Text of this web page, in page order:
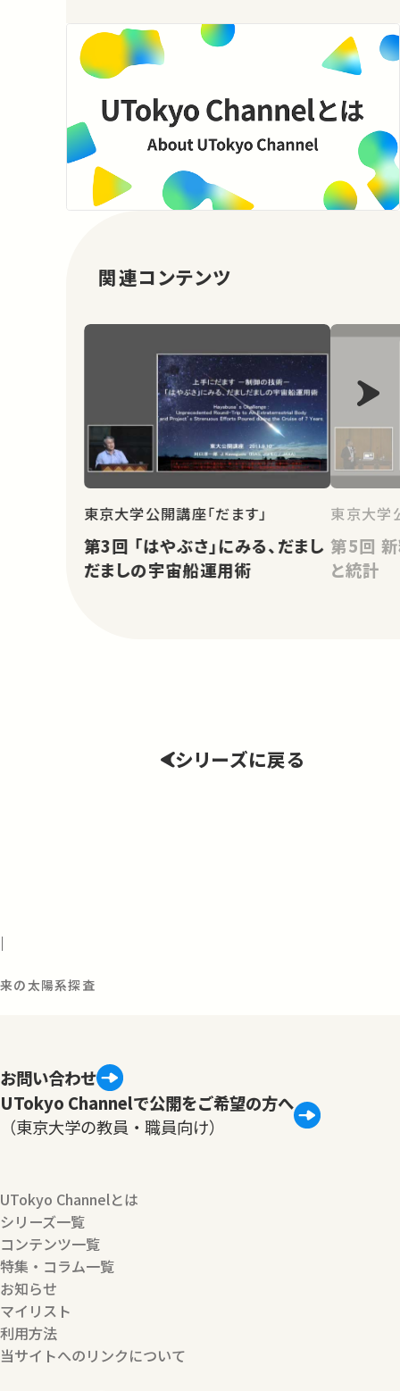
関連コンテンツ
東京大学公開講座「だます」
第3回 「はやぶさ」にみる、だまし
だましの宇宙船運用術
東京大学
第5回 新粒子発見？素粒子実験
と統計
シリーズに戻る
の太陽系探査
お問い合わせ
UTokyo Channelで公開をご希望の方へ
（東京大学の教員・職員向け）
UTokyo Channelとは
シリーズ一覧
コンテンツ一覧
特集・コラム一覧
お知らせ
マイリスト
利用方法
当サイトへのリンクについて